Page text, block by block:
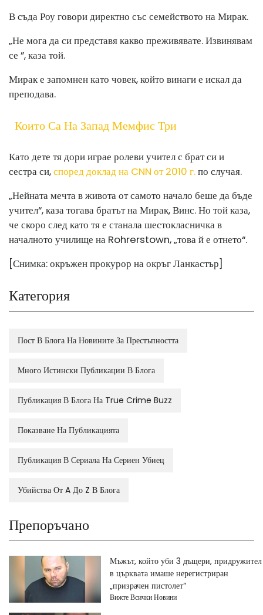
В съда Роу говори директно със семейството на Мирак.
„Не мога да си представя какво преживявате. Извинявам
се ”, каза той.
Мирак е запомнен като човек, който винаги е искал да
преподава.
Които Са На Запад Мемфис Три
Като дете тя дори играе ролеви учител с брат си и
сестра си,според доклад на CNN от 2010 г.по случая.
„Нейната мечта в живота от самото начало беше да бъде
учител“, каза тогава братът на Мирак, Винс. Но той каза,
че скоро след като тя е станала шестокласничка в
началното училище на Rohrerstown, „това й е отнето“.
[Снимка: окръжен прокурор на окръг Ланкастър]
Категория
Пост В Блога На Новините За Престъпността
Много Истински Публикации В Блога
Публикация В Блога На True Crime Buzz
Показване На Публикацията
Публикация В Сериала На Сериен Убиец
Убийства От A До Z В Блога
Препоръчано
Мъжът, който уби 3 дъщери, придружител
в църквата имаше нерегистриран
„призрачен пистолет“
Вижте Всички Новини